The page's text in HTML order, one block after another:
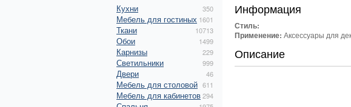
Кухни 350
Мебель для гостиных 1601
Ткани 10713
Обои 1499
Карнизы 229
Светильники 999
Двери 46
Мебель для столовой 611
Мебель для кабинетов294
Информация
Стиль:
Применение: Аксессуары для
Описание